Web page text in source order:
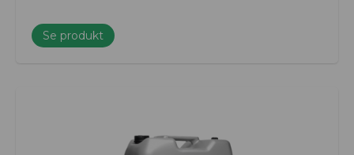
Se produkt